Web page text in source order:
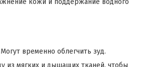
временно облегчить зуд.
из мягких и дышащих тканей, чтобы